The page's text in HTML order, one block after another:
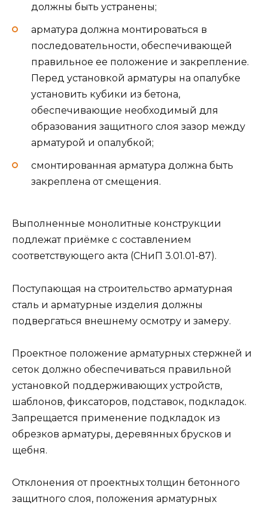
должны быть устранены;
арматура должна монтироваться в
последовательности, обеспечивающей
правильное ее положение и закрепление.
Перед установкой арматуры на опалубке
установить кубики из бетона,
обеспечивающие необходимый для
образования защитного слоя зазор между
арматурой и опалубкой;
смонтированная арматура должна быть
закреплена от смещения.
Выполненные монолитные конструкции
подлежат приёмке с составлением
соответствующего акта (СНиП 3.01.01-87).
Поступающая на строительство арматурная
сталь и арматурные изделия должны
подвергаться внешнему осмотру и замеру.
Проектное положение арматурных стержней и
сеток должно обеспечиваться правильной
установкой поддерживающих устройств,
шаблонов, фиксаторов, подставок, подкладок.
Запрещается применение подкладок из
обрезков арматуры, деревянных брусков и
щебня.
Отклонения от проектных толщин бетонного
защитного слоя, положения арматурных